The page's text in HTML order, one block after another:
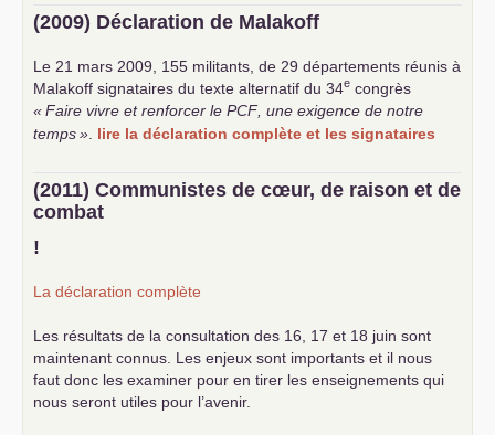
(2009) Déclaration de Malakoff
Le 21 mars 2009, 155 militants, de 29 départements réunis à
Malakoff signataires du texte alternatif du 34e congrès
«Faire vivre et renforcer le PCF , une exigence de notre
temps» lire la déclaration complète et les signataires
(2011) Communistes de cœur, de raison et de
combat
!
La déclaration complète
Les résultats de la consultation des 16, 17 et 18 juin sont
maintenant connus. Les enjeux sont importants et il nous
faut donc les examiner pour en tirer les enseignements qui
nous seront utiles pour l’avenir.